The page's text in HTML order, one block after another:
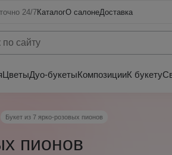
24/7КаталогО салонеДоставка
ЦветыДуо-букетыКомпозицииК букету
Букет из 7 ярко-розовых пионов
пионов